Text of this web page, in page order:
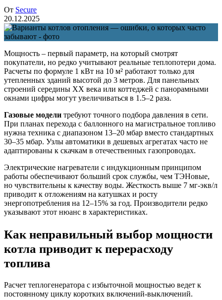
От Secure
20.12.2025
Мощность – первый параметр, на который смотрят
покупатели, но редко учитывают реальные теплопотери дома.
Расчеты по формуле 1 кВт на 10 м² работают только для
утепленных зданий высотой до 3 метров. Для панельных
строений середины XX века или коттеджей с панорамными
окнами цифры могут увеличиваться в 1.5–2 раза.
Газовые модели требуют точного подбора давления в сети.
При планах перехода с баллонного на магистральное топливо
нужна техника с диапазоном 13–20 мбар вместо стандартных
30–35 мбар. Узлы автоматики в дешевых агрегатах часто не
адаптированы к скачкам в отечественных газопроводах.
Электрические нагреватели с индукционным принципом
работы обеспечивают больший срок службы, чем ТЭНовые,
но чувствительны к качеству воды. Жесткость выше 7 мг-экв/л
приводит к отложениям на катушках и росту
энергопотребления на 12–15% за год. Производители редко
указывают этот нюанс в характеристиках.
Как неправильный выбор мощности
котла приводит к перерасходу
топлива
Расчет теплогенератора с избыточной мощностью ведет к
постоянному циклу коротких включений-выключений.